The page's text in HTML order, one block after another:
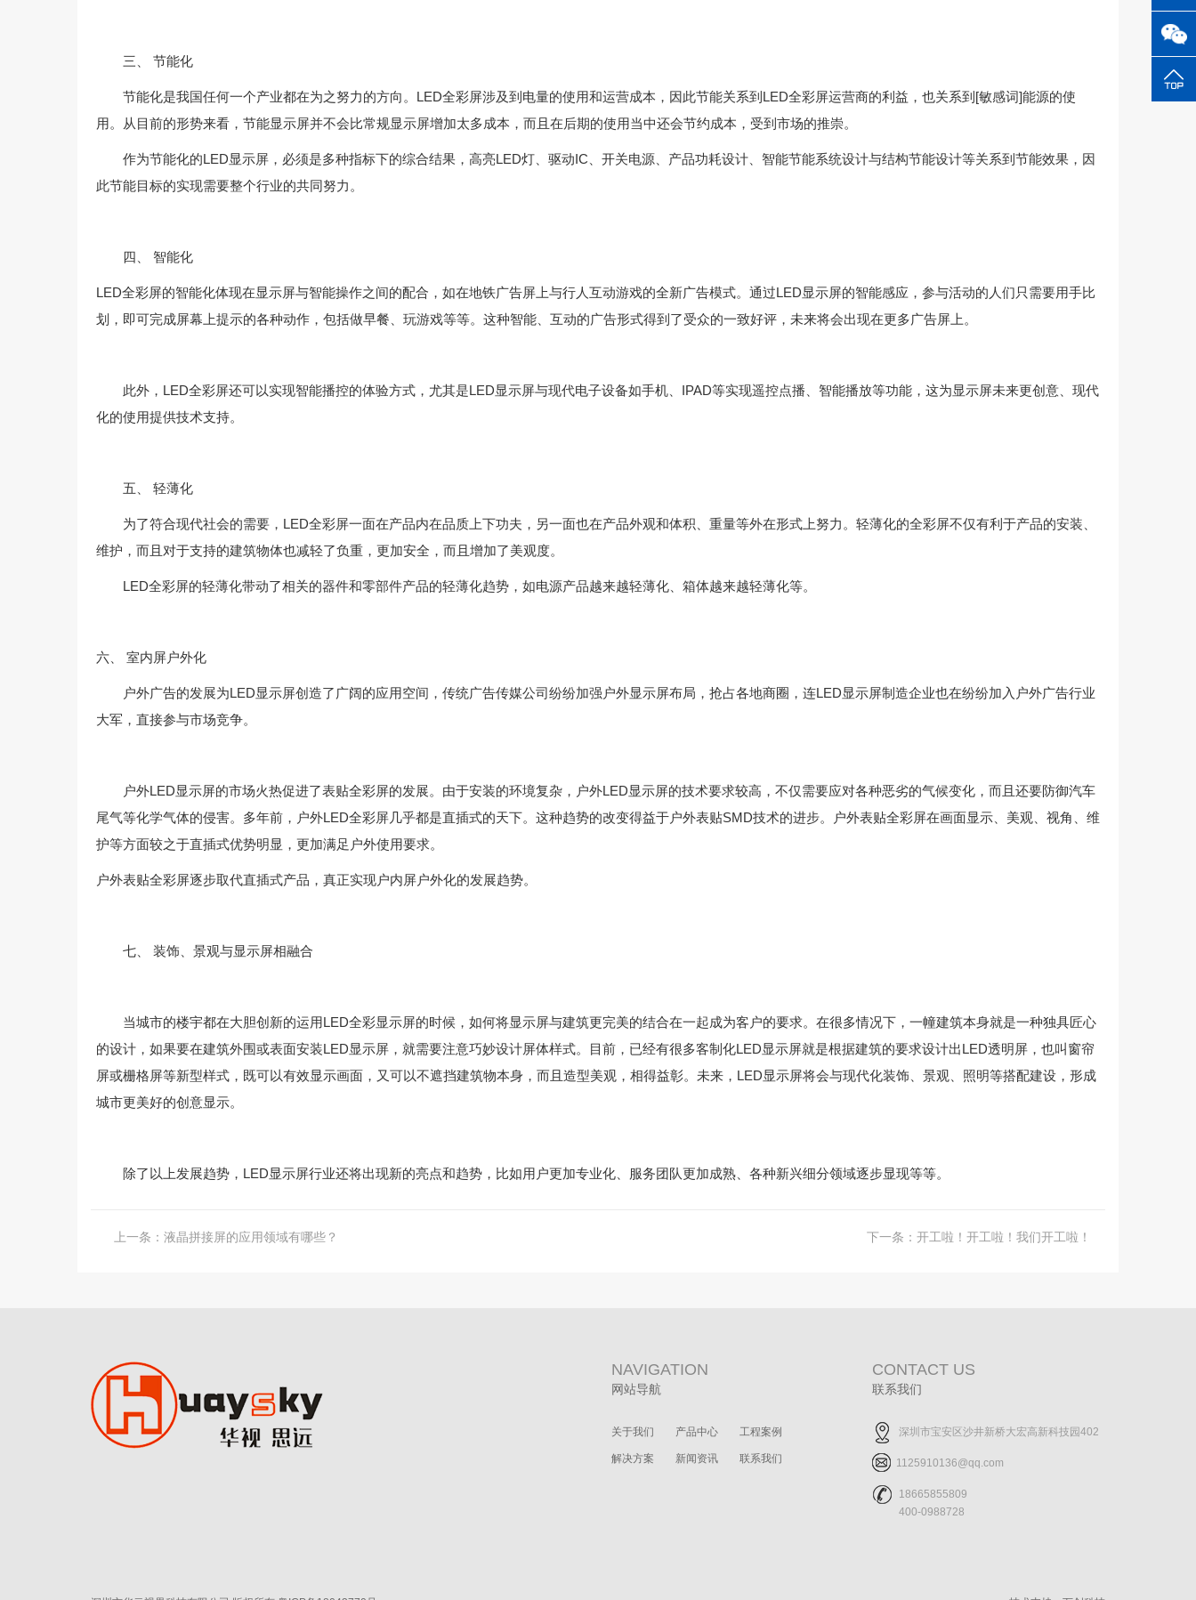
三、 节能化
节能化是我国任何一个产业都在为之努力的方向。LED全彩屏涉及到电量的使用和运营成本，因此节能关系到LED全彩屏运营商的利益，也关系到[敏感词]能源的使
用。从目前的形势来看，节能显示屏并不会比常规显示屏增加太多成本，而且在后期的使用当中还会节约成本，受到市场的推崇。
作为节能化的LED显示屏，必须是多种指标下的综合结果，高亮LED灯、驱动IC、开关电源、产品功耗设计、智能节能系统设计与结构节能设计等关系到节能效果，因
此节能目标的实现需要整个行业的共同努力。
四、 智能化
LED全彩屏的智能化体现在显示屏与智能操作之间的配合，如在地铁广告屏上与行人互动游戏的全新广告模式。通过LED显示屏的智能感应，参与活动的人们只需要用手比
划，即可完成屏幕上提示的各种动作，包括做早餐、玩游戏等等。这种智能、互动的广告形式得到了受众的一致好评，未来将会出现在更多广告屏上。
此外，LED全彩屏还可以实现智能播控的体验方式，尤其是LED显示屏与现代电子设备如手机、IPAD等实现遥控点播、智能播放等功能，这为显示屏未来更创意、现代
化的使用提供技术支持。
五、 轻薄化
为了符合现代社会的需要，LED全彩屏一面在产品内在品质上下功夫，另一面也在产品外观和体积、重量等外在形式上努力。轻薄化的全彩屏不仅有利于产品的安装、
维护，而且对于支持的建筑物体也减轻了负重，更加安全，而且增加了美观度。
LED全彩屏的轻薄化带动了相关的器件和零部件产品的轻薄化趋势，如电源产品越来越轻薄化、箱体越来越轻薄化等。
六、 室内屏户外化
户外广告的发展为LED显示屏创造了广阔的应用空间，传统广告传媒公司纷纷加强户外显示屏布局，抢占各地商圈，连LED显示屏制造企业也在纷纷加入户外广告行业
大军，直接参与市场竞争。
户外LED显示屏的市场火热促进了表贴全彩屏的发展。由于安装的环境复杂，户外LED显示屏的技术要求较高，不仅需要应对各种恶劣的气候变化，而且还要防御汽车
尾气等化学气体的侵害。多年前，户外LED全彩屏几乎都是直插式的天下。这种趋势的改变得益于户外表贴SMD技术的进步。户外表贴全彩屏在画面显示、美观、视角、维
护等方面较之于直插式优势明显，更加满足户外使用要求。
户外表贴全彩屏逐步取代直插式产品，真正实现户内屏户外化的发展趋势。
七、 装饰、景观与显示屏相融合
当城市的楼宇都在大胆创新的运用LED全彩显示屏的时候，如何将显示屏与建筑更完美的结合在一起成为客户的要求。在很多情况下，一幢建筑本身就是一种独具匠心
的设计，如果要在建筑外围或表面安装LED显示屏，就需要注意巧妙设计屏体样式。目前，已经有很多客制化LED显示屏就是根据建筑的要求设计出LED透明屏，也叫窗帘
屏或栅格屏等新型样式，既可以有效显示画面，又可以不遮挡建筑物本身，而且造型美观，相得益彰。未来，LED显示屏将会与现代化装饰、景观、照明等搭配建设，形成
城市更美好的创意显示。
除了以上发展趋势，LED显示屏行业还将出现新的亮点和趋势，比如用户更加专业化、服务团队更加成熟、各种新兴细分领域逐步显现等等。
上一条： 液晶拼接屏的应用领域有哪些？ 下一条： 开工啦！开工啦！我们开工啦！
NAVIGATION
网站导航
关于我们 产品中心 工程案例
解决方案 新闻资讯 联系我们
CONTACT US
联系我们
深圳市宝安区沙井新桥大宏高新科技园402
1125910136@qq.com
18665855809
400-0988728